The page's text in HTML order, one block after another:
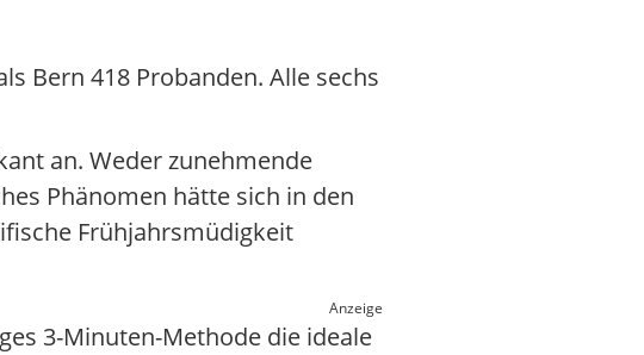
Bern 418 Probanden. Alle sechs
an. Weder zunehmende
Phänomen hätte sich in den
Frühjahrsmüdigkeit
Anzeige
3-Minuten-Methode die ideale